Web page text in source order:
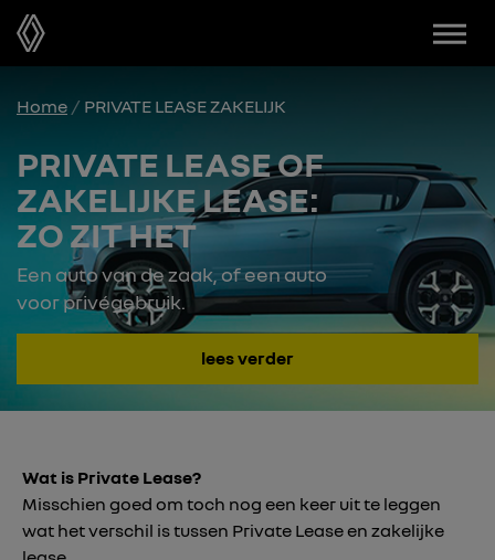
Home PRIVATE LEASE ZAKELIJK
PRIVATE LEASE OF
ZAKELIJKE LEASE:
ZO ZIT HET
Een auto van de zaak, of een auto
voor privégebruik.
lees verder
Wat is Private Lease?
Misschien goed om toch nog een keer uit te leggen
wat het verschil is tussen Private Lease en zakelijke